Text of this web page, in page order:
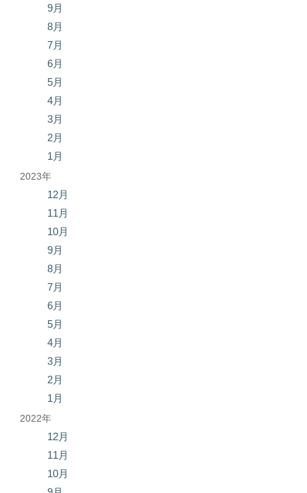
9月
8月
7月
6月
5月
4月
3月
2月
1月
2023年
12月
11月
10月
9月
8月
7月
6月
5月
4月
3月
2月
1月
2022年
12月
11月
10月